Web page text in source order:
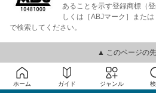
あることを示す登録商標（
しくは［ABJマーク］また
で検索してください。
▲ このページの
ホーム ガイド ジャンル